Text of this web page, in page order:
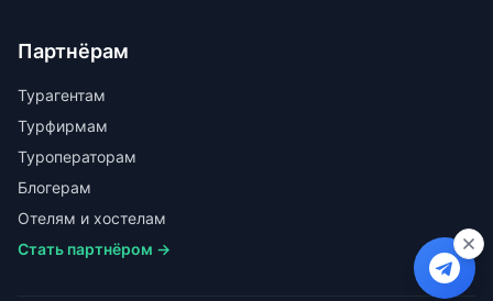
Партнёрам
Турагентам
Турфирмам
Туроператорам
Блогерам
Отелям и хостелам
Стать партнёром →